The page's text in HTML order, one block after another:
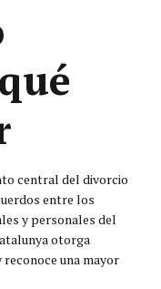
central del divorcio
entre los
y personales del
otorga
una mayor